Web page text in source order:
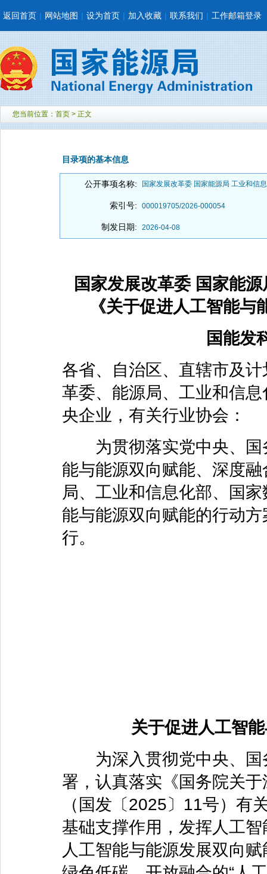
返回首页 | 网站地图 | 设为首页 | 加入收藏 | 联系我们 | 工作邮箱登录
您当前位置： 首页 > 正文
目录项的基本信息
公开事项名称: 国家发展改革委 国家能源局 工业和信
索引号: 000019705/2026-000054
制发日期: 2026-04-08
国家发展改革委 国家能
《关于促进人工智能
国能发
各省、自治区、直辖市及
革委、能源局、工业和信
央企业，有关行业协会：
为贯彻落实党中央、国
能与能源双向赋能、深度
局、工业和信息化部、国
能与能源双向赋能的行动
行。
关于促进人工智
为深入贯彻党中央、国
署，认真落实《国务院关
（国发〔2025〕11号）有
基础支撑作用，发挥人工
人工智能与能源发展双向